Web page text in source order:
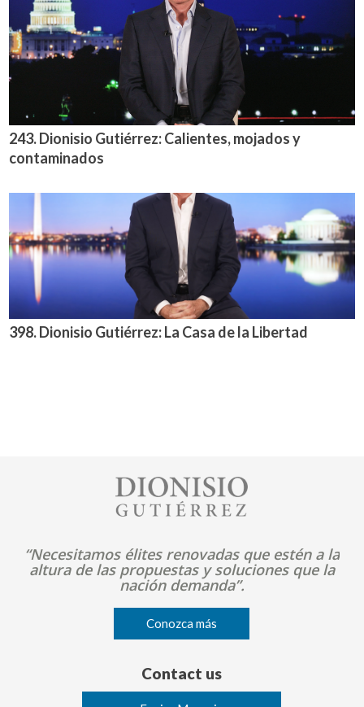
243. Dionisio Gutiérrez: Calientes, mojados y
contaminados
398. Dionisio Gutiérrez: La Casa de la Libertad
“Necesitamos élites renovadas que estén a la
altura de las propuestas y soluciones que la
nación demanda”.
Conozca más
Contact us